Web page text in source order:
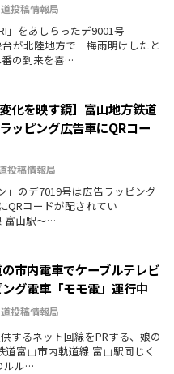
投稿情報局
」をあしらったデ9001号
が北陸地方で「梅雨明けしたと
の到来を喜…
化を映す鏡】富山地方鉄道
ッピング広告車にQRコー
投稿情報局
のデ7019号は広告ラッピング
QRコードが配されてい
富山駅～…
市内電車でケーブルテレビ
グ電車「モモ電」運行中
投稿情報局
するネット回線をPRする、娘の
富山市内軌道線 富山駅同じく
ルル…